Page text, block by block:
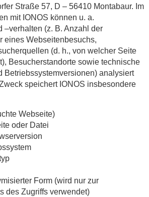
Straße 57, D – 56410 Montabaur. Im
mit IONOS können u. a.
–verhalten (z. B. Anzahl der
eines Webseitenbesuchs,
(d. h., von welcher Seite
Besucherstandorte sowie technische
Betriebssystemversionen) analysiert
speichert IONOS insbesondere
Webseite)
oder Datei
Form (wird nur zur
des Zugriffs verwendet)